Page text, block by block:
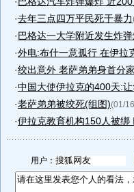
·去年三点四万平民死于暴力
·巴格达一大学附近发生炸弹
·外电:布什一意孤行 在伊拉
·绞出意外 老萨弟弟身首分家
·中国大使伊拉克的400天:让
·老萨弟弟被绞死(组图)(01/
·伊拉克教育机构150人被绑
用户：